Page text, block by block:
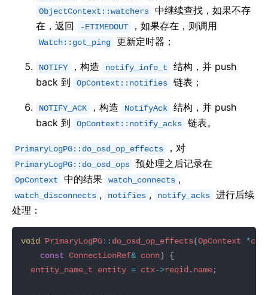
ObjectContext::watchers
中继续查找，如果不存
在，返回
-ETIMEDOUT ，如果存在，则调用
Watch::got_ping 更新定时器；
NOTIFY ，构造 notify_info_t
结构，并 push
back 到
OpContext::notifies 链表；
NOTIFY_ACK ，构造 NotifyAck
结构，并 push
back 到
OpContext::notify_acks 链表。
PrimaryLogPG::do_osd_op_effects ，对
PrimaryLogPG::do_osd_ops 预处理之后记录在
OpContext 中的结果 watch_connects ,
watch_disconnects , notifies , notify_acks
进行后续
处理：
void PrimaryLogPG:: do_osd_op_effects(OpContext *ctx
const ConnectionRef& conn
entity_name_t
entity = ctx->reqid. name